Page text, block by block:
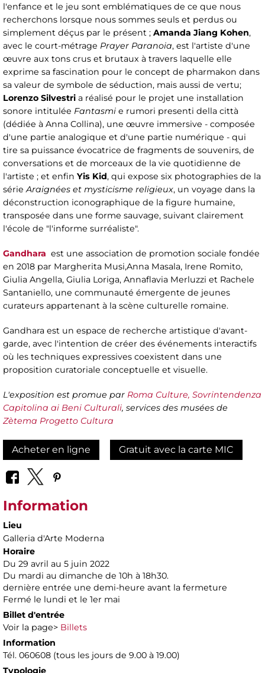
l'enfance et le jeu sont emblématiques de ce que nous
recherchons lorsque nous sommes seuls et perdus ou
simplement déçus par le présent ; Amanda Jiang Kohen,
avec le court-métrage Prayer Paranoia, est l'artiste d'une
œuvre aux tons crus et brutaux à travers laquelle elle
exprime sa fascination pour le concept de pharmakon dans
sa valeur de symbole de séduction, mais aussi de vertu;
Lorenzo Silvestri a réalisé pour le projet une installation
sonore intitulée Fantasmi e rumori presenti della città
(dédiée à Anna Collina), une œuvre immersive - composée
d'une partie analogique et d'une partie numérique - qui
tire sa puissance évocatrice de fragments de souvenirs, de
conversations et de morceaux de la vie quotidienne de
l'artiste ; et enfin Yis Kid, qui expose six photographies de la
sérieAraignées et mysticisme religieux, un voyage dans la
déconstruction iconographique de la figure humaine,
transposée dans une forme sauvage, suivant clairement
l'école de "l'informe surréaliste".
Gandhara est une association de promotion sociale fondée
en 2018 par Margherita Musi,Anna Masala, Irene Romito,
Giulia Angella, Giulia Loriga, Annaflavia Merluzzi et Rachele
Santaniello, une communauté émergente de jeunes
curateurs appartenant à la scène culturelle romaine.
Gandhara est un espace de recherche artistique d'avant-
garde, avec l'intention de créer des événements interactifs
où les techniques expressives coexistent dans une
proposition curatoriale conceptuelle et visuelle.
L'exposition est promue par Roma Culture, Sovrintendenza
Capitolina ai Beni Culturali, services des musées de
Zètema Progetto Cultura
Acheter en ligne Gratuit avec la carte MIC
Information
Lieu
Galleria d'Arte Moderna
Horaire
Du 29 avril au 5 juin 2022
Du mardi au dimanche de 10h à 18h30.
dernière entrée une demi-heure avant la fermeture
Fermé le lundi et le 1er mai
Billet d'entrée
Voir la page> Billets
Information
Tél. 060608 (tous les jours de 9.00 à 19.00)
Typologie